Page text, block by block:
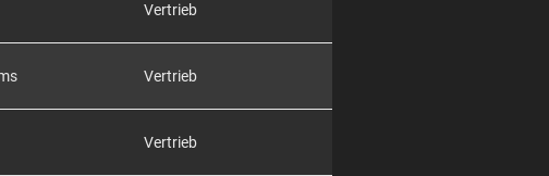
Vertrieb
Vertrieb
Vertrieb